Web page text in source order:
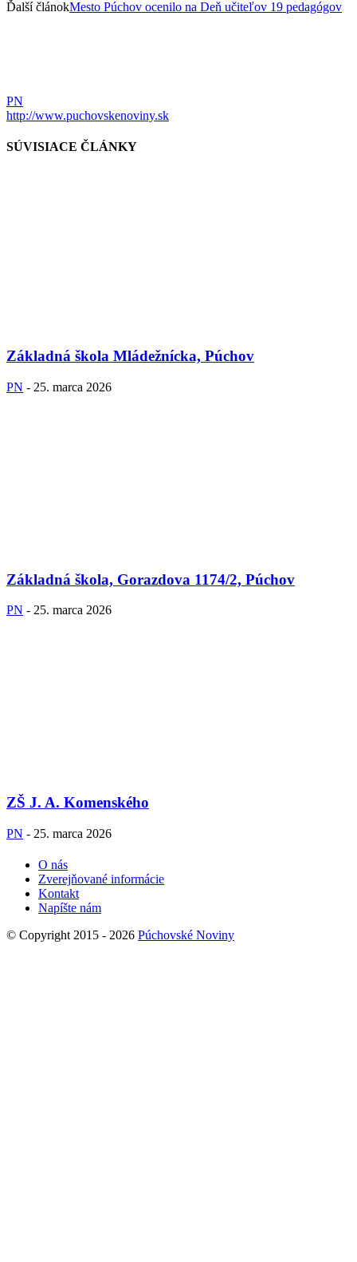
Ďalší článokMesto Púchov ocenilo na Deň učiteľov 19 pedagógov
PN
http://www.puchovskenoviny.sk
SÚVISIACE ČLÁNKY
Základná škola Mládežnícka, Púchov
PN - 25. marca 2026
Základná škola, Gorazdova 1174/2, Púchov
PN - 25. marca 2026
ZŠ J. A. Komenského
PN - 25. marca 2026
O nás
Zverejňované informácie
Kontakt
Napíšte nám
© Copyright 2015 - 2026 Púchovské Noviny